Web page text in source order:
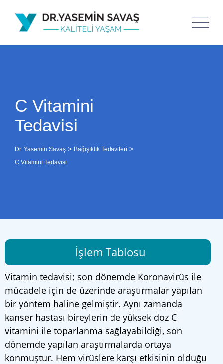
C Vitamini
Tedavisi
Dr. Yasemin Savaş > Bağışıklık Tedavileri >
C Vitamini Tedavisi
İşlem Tablosu
Vitamin tedavisi; son dönemde Koronavirüs ile
mücadele için de üzerinde araştırmalar yapılan
bir yöntem haline gelmiştir. Aynı zamanda
kanser hastası bireylerin de yüksek doz C
vitamini ile toparlanma sağlayabildiği, son
dönemde yapılan araştırmalarda ortaya
konmuştur. Hem virüslere karşı etkisinin olduğu